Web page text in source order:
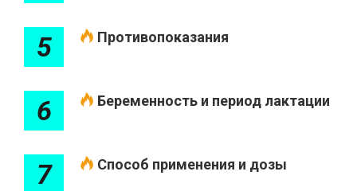
5 Противопоказания
6 Беременность и период лактации
7 Способ применения и дозы